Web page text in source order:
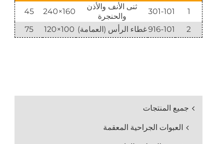
1
301-101
ثنى الأنف والأذن
والحنجرة
160×240
45
2
916-101غطاء الرأس (العمامة) 100×120
75
جميع المنتجات
العبوات الجراحية المعقمة